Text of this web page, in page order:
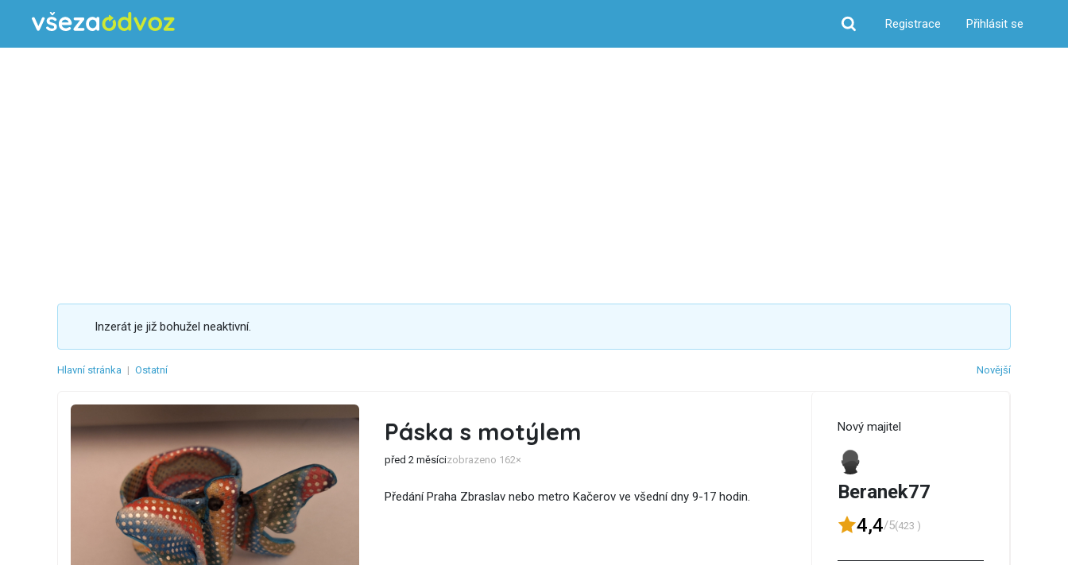
Hledat
Registrace Přihlásit se
Inzerát je již bohužel neaktivní.
Hlavní stránka | Ostatní Novější
Páska s motýlem
před 2 měsícizobrazeno 162×
Předání Praha Zbraslav nebo metro Kačerov ve všední dny 9-17 hodin.
Nový majitel
Beranek77
4,4/5(423 )